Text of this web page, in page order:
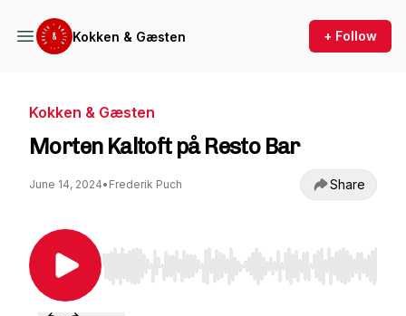
Kokken & Gæsten + Follow
Kokken & Gæsten
Morten Kaltoft på Resto Bar
June 14, 2024• Frederik Puch Share
Use Left/Right to seek, Home/End to jump to